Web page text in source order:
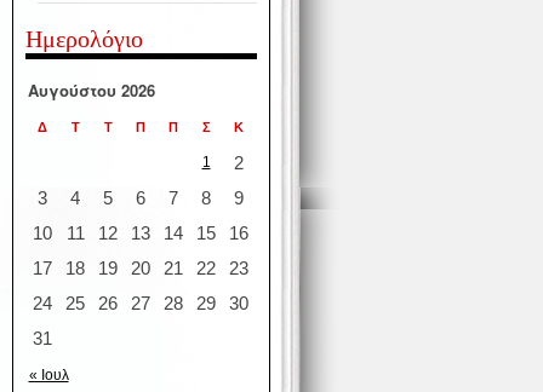
Ημερολόγιο
Αυγούστου 2026
Δ Τ Τ Π Π Σ Κ
« Ιουλ
1
2
3
4 5 6 7 8
9
10
11 12 13 14 15
16
17
18 19 20 21 22
23
24
25 26 27 28 29
30
31